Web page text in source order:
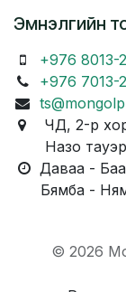
Эмнэлгийн
+976 8013-
+976 7013-
ЧД, 2-р
Назо
Даваа -
Бямба -
© 2026